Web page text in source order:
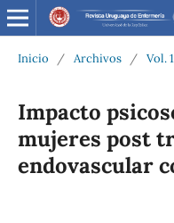
Inicio / Archivos / Vol.
Impacto
mujeres post
endovascular